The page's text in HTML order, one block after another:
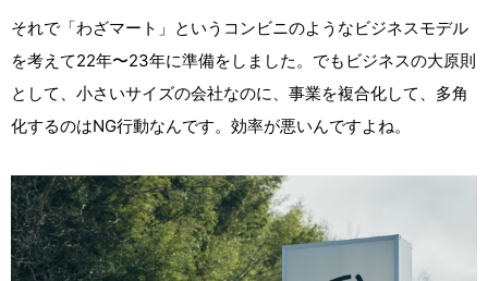
それで「わざマート」というコンビニのようなビジネスモデル
を考えて22年〜23年に準備をしました。でもビジネスの大原則
として、小さいサイズの会社なのに、事業を複合化して、多角
化するのはNG行動なんです。効率が悪いんですよね。